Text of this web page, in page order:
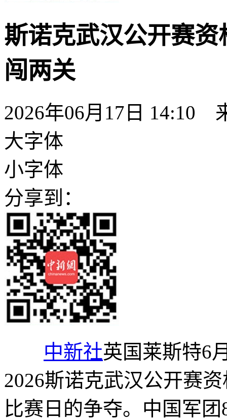
斯诺克武汉公开赛
闯两关
2026年06月17日 14:10
大字体
小字体
分享到：
中新社英国莱斯特6
2026斯诺克武汉公开赛
比赛日的争夺。中国军